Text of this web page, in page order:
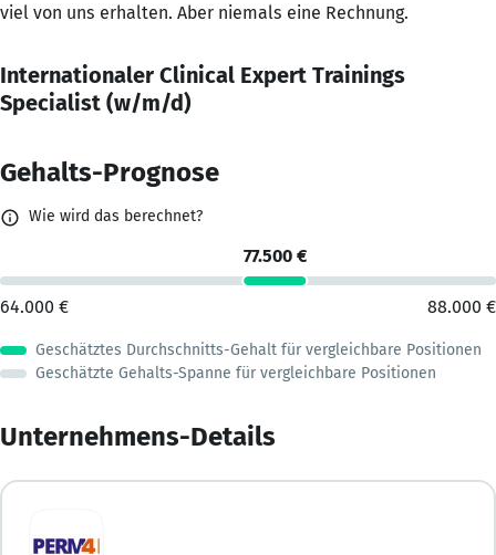
viel von uns erhalten. Aber niemals eine Rechnung.
Internationaler Clinical Expert Trainings
Specialist (w/m/d)
Branche: Medizintechnik, Medizinprodukte
Ort: Frankfurt/Main
Ihre Aufgaben
beim Hersteller Wundprodukte
Gehalts-Prognose
Wie wird das berechnet?
77.500 €
64.000 € 88.000 €
Geschätztes Durchschnitts-Gehalt für vergleichbare Positionen
Geschätzte Gehalts-Spanne für vergleichbare Positionen
Unternehmens-Details